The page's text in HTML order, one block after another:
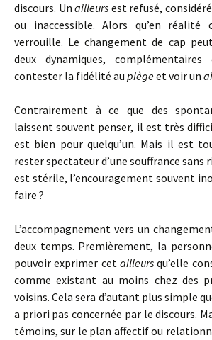
discours. Unailleurs est refusé,
ou inaccessible. Alors qu’en réalité
verrouille. Le changement de cap
deux dynamiques,
contester la fidélité au piègeet voir un
Contrairement à ce que des
laissent souvent penser, il est très
est bien pour quelqu’un. Mais il est
rester spectateur d’une souffrance sans
est stérile, l’encouragement souvent
faire ?
L’accompagnement vers un
deux temps. Premièrement, la
pouvoir exprimer cet ailleurs qu’elle
comme existant au moins chez des
voisins. Cela sera d’autant plus simple
a priori pas concernée par le discours.
témoins, sur le plan affectif ou